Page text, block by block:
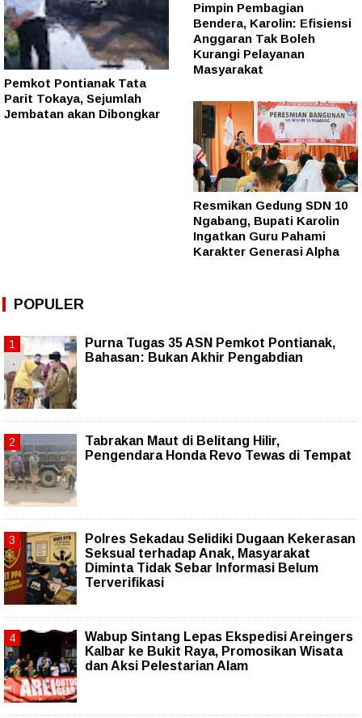
Pemkot Pontianak Tata
Parit Tokaya, Sejumlah
Jembatan akan Dibongkar
Pimpin Pembagian
Bendera, Karolin: Efisiensi
Anggaran Tak Boleh
Kurangi Pelayanan
Masyarakat
Resmikan Gedung SDN 10
Ngabang, Bupati Karolin
Ingatkan Guru Pahami
Karakter Generasi Alpha
POPULER
Purna Tugas 35 ASN Pemkot Pontianak,
Bahasan: Bukan Akhir Pengabdian
Tabrakan Maut di Belitang Hilir,
Pengendara Honda Revo Tewas di Tempat
Polres Sekadau Selidiki Dugaan Kekerasan
Seksual terhadap Anak, Masyarakat
Diminta Tidak Sebar Informasi Belum
Terverifikasi
Wabup Sintang Lepas Ekspedisi Areingers
Kalbar ke Bukit Raya, Promosikan Wisata
dan Aksi Pelestarian Alam